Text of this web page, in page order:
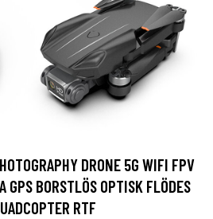
DRONE 5G WIFI FPV
GPS BORSTLÖS OPTISK FLÖDES
RTF